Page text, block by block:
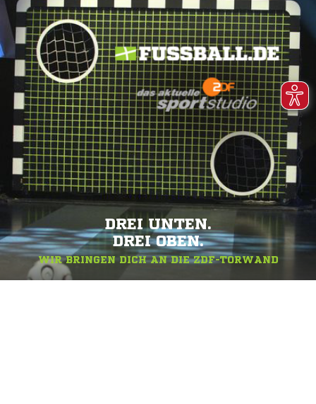
DREI UNTEN.
DREI OBEN.
WIR BRINGEN DICH AN DIE ZDF-TORWAND